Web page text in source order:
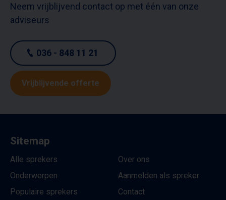
Neem vrijblijvend contact op met één van onze
adviseurs
036 - 848 11 21
Vrijblijvende offerte
Sitemap
Alle sprekers
Onderwerpen
Populaire sprekers
Over ons
Aanmelden als spreker
Contact